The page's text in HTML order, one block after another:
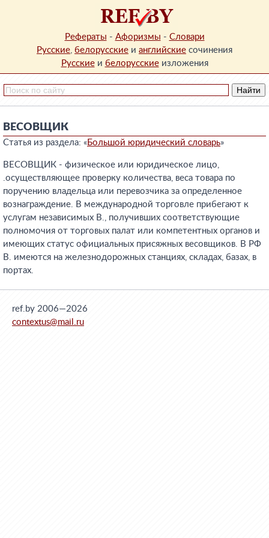
Рефераты - Афоризмы - Словари
Русские, белорусские и английские сочинения
Русскиеи белорусскиеизложения
ВЕСОВЩИК
Статья из раздела: «Большой юридический словарь»
ВЕСОВЩИК - физическое или юридическое лицо,
.осуществляющее проверку количества, веса товара по
поручению владельца или перевозчика за определенное
вознаграждение. В международной торговле прибегают к
услугам независимых В., получивших соответствующие
полномочия от торговых палат или компетентных органов и
имеющих статус официальных присяжных весовщиков. В РФ
В. имеются на железнодорожных станциях, складах, базах, в
портах.
ref.by 2006—2026
contextus@mail.ru